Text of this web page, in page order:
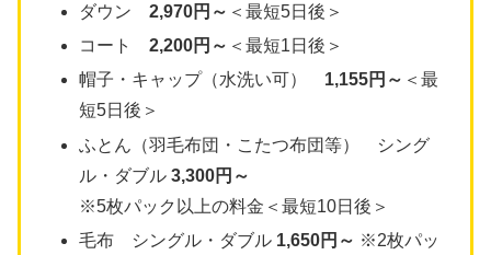
ダウン2,970円～ ＜最短5日後＞
コート2,200円～ ＜最短1日後＞
帽子・キャップ（水洗い可） 1,155円～ ＜最
短5日後＞
ふとん（羽毛布団・こたつ布団等） シング
ル・ダブル3,300円～
※5枚パック以上の料金＜最短10日後＞
毛布 シングル・ダブル 1,650円～ ※2枚パッ